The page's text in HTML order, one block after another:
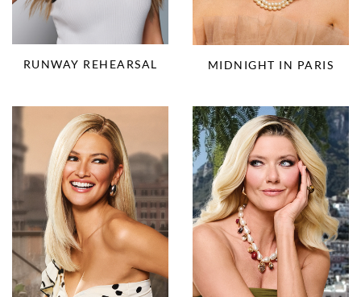
RUNWAY REHEARSAL MIDNIGHT IN PARIS